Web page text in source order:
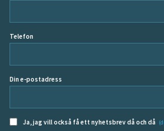
Telefon
Din e-postadress
Ja, jag vill också få ett nyhetsbrev då och då